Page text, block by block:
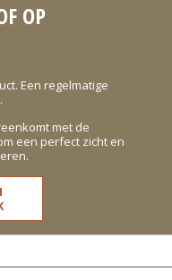
OP
Een regelmatige
met de
een perfect zicht en